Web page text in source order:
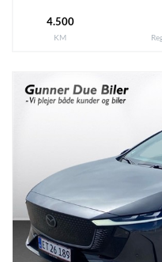
Annoncedata
4.500
KM